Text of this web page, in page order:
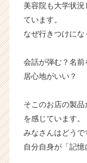
美容院も大学状況
ています。
なぜ行きつけにな
会話が弾む？名前
居心地がいい？
そこのお店の製
を感じています。
みなさんはどうで
自分自身が「記